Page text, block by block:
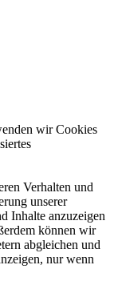
wir Cookies
Verhalten und
unserer
Inhalte anzuzeigen
können wir
abgleichen und
nur wenn